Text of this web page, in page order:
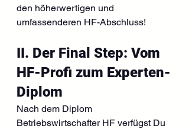
den höherwertigen und
umfassenderen HF-Abschluss!
II. Der Final Step: Vom
HF-Profi zum Experten-
Diplom
Nach dem Diplom
Betriebswirtschafter HF verfügst Du